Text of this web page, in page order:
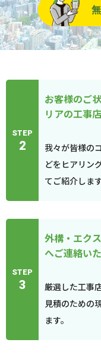
STEP
2
お客様のご
リアの工事
我々が皆様の
どをヒアリン
てご紹介します
STEP
3
外構・エク
へご連絡い
厳選した工事
見積のための
ます。